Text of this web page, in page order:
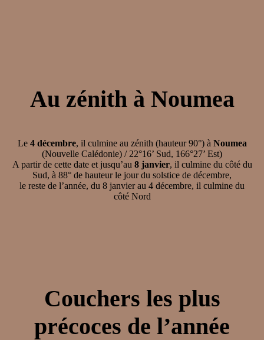
Au zénith à Noumea
Le 4 décembre, il culmine au zénith (hauteur 90°) à Noumea
(Nouvelle Calédonie) / 22°16’ Sud, 166°27’ Est)
A partir de cette date et jusqu’au 8 janvier, il culmine du côté du
Sud, à 88° de hauteur le jour du solstice de décembre,
le reste de l’année, du 8 janvier au 4 décembre, il culmine du
côté Nord
Couchers les plus
précoces de l’année